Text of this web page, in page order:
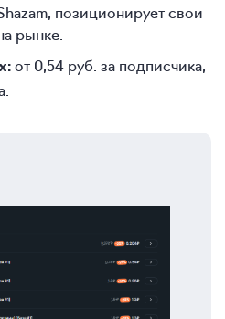
позиционирует свои
рынке.
от 0,54 руб. за подписчика,